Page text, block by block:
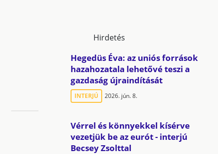
Hirdetés
Hegedüs Éva: az uniós források
hazahozatala lehetővé teszi a
gazdaság újraindítását
INTERJÚ 2026. jún. 8.
Vérrel és könnyekkel kísérve
vezetjük be az eurót - interjú
Becsey Zsolttal